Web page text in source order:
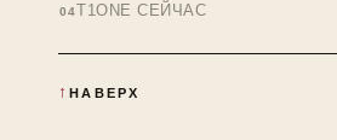
T1ONE СЕЙЧАС
НАВЕРХ